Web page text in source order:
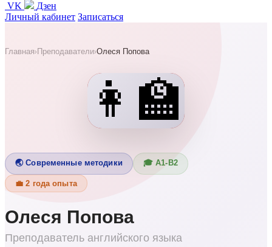
VK
Дзен
Личный кабинет Записаться
Главная› Преподаватели›Олеся Попова
🌏 Современные методики 🎓 А1-В2
💼 2 года опыта
Олеся Попова
Преподаватель английского языка
👩‍🏫